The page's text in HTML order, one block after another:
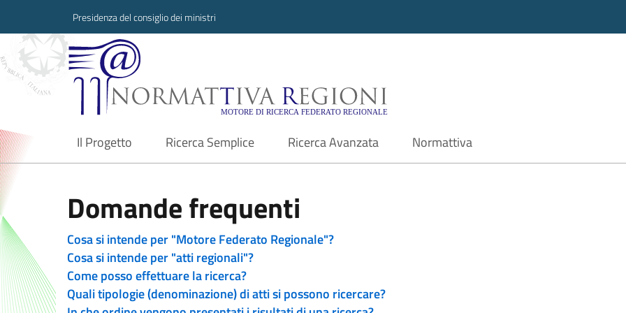
Presidenza del consiglio dei ministri
Normattiva Regioni - Motore di ricerca
Il Progetto
current Ricerca Semplice Ricerca Avanzata Normattiva
Domande frequenti
Cosa si intende per "Motore Federato Regionale"?
Cosa si intende per "atti regionali"?
Come posso effettuare la ricerca?
Quali tipologie (denominazione) di atti si possono ricercare?